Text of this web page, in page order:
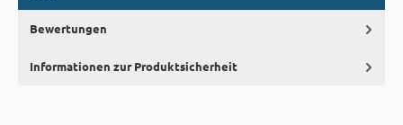
Bewertungen
Informationen zur Produktsicherheit